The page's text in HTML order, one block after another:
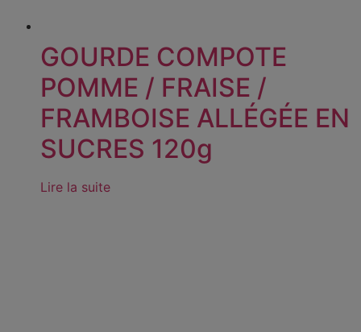
GOURDE COMPOTE
POMME / FRAISE /
FRAMBOISE ALLÉGÉE EN
SUCRES 120g
Lire la suite